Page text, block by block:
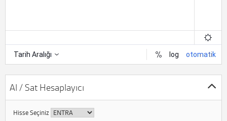
Al / Sat Hesaplayıcı
Hisse Seçiniz